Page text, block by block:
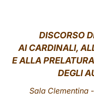
DISCORSO
AI CARDINALI,
E ALLA
DEGLI
Sala Clementina